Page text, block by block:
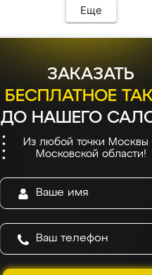
Еще
ЗАКАЗАТЬ
БЕСПЛАТНОЕ
ДО НАШЕГО
Из любой точки Москвы
Московской области!